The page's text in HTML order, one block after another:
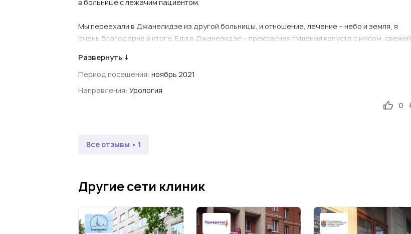
в больнице с лежачим пациентом.
Мы переехали в Джанелидзе из другой больницы, и отношение, лечение – небо и земля, я
очень благодарна в итоге. Еда в Джанелидзе – прекрасная тушеная капуста с мясом, свежий
Ссылка на первоисточник
ВКонтакте, 2021
Развернуть ↓
Период посещения: ноябрь 2021
Направления: Урология
0
Все отзывы • 1
Другие сети клиник